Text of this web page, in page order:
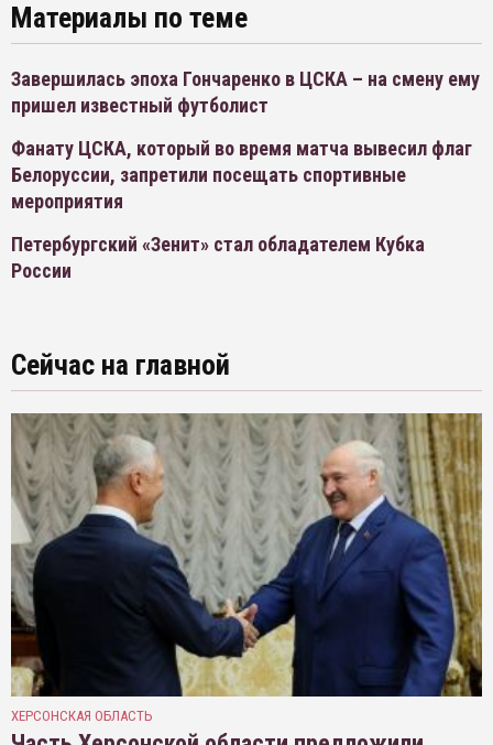
Материалы по теме
Завершилась эпоха Гончаренко в ЦСКА – на смену ему
пришел известный футболист
Фанату ЦСКА, который во время матча вывесил флаг
Белоруссии, запретили посещать спортивные
мероприятия
Петербургский «Зенит» стал обладателем Кубка
России
Сейчас на главной
ХЕРСОНСКАЯ ОБЛАСТЬ